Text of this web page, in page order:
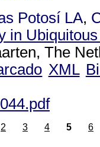
Potosí LA,
in
The
XML
2 3 4 5 6